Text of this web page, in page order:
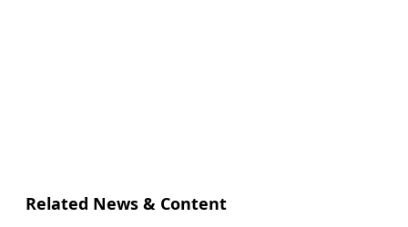
Related News & Content